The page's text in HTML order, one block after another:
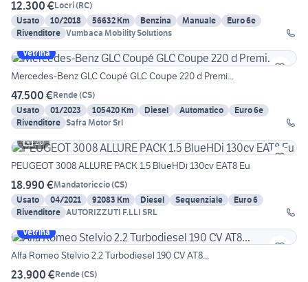
12.300 €Locri(RC)
Usato
10/2018 56632 Km Benzina Manuale
Euro 6e
Rivenditore Vumbaca Mobility Solutions
Vetrina
Mercedes-Benz GLC Coupé GLC Coupe 220 d Premi...
47.500 €Rende(CS)
Usato
01/2023 105420 Km Diesel Automatico
Euro 6e
Rivenditore Safra Motor Srl
20
PEUGEOT 3008 ALLURE PACK 1.5 BlueHDi 130cv EAT8 Eu
18.990 €Mandatoriccio(CS)
Usato
04/2021 92083 Km Diesel Sequenziale
Euro 6
Rivenditore AUTORIZZUTI F.LLI SRL
Vetrina
Alfa Romeo Stelvio 2.2 Turbodiesel 190 CV AT8...
23.900 €Rende(CS)